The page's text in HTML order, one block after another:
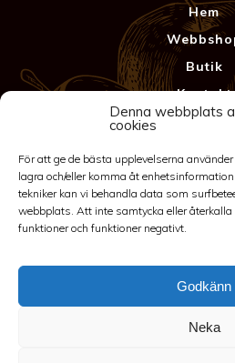
Denna webbplats
cookies
För att ge de bästa upplevelserna
lagra och/eller komma åt
tekniker kan vi behandla data som
webbplats. Att inte samtycka eller
funktioner och funktioner negativt.
Godkänn
Neka
Hem
Butik
Kontakt